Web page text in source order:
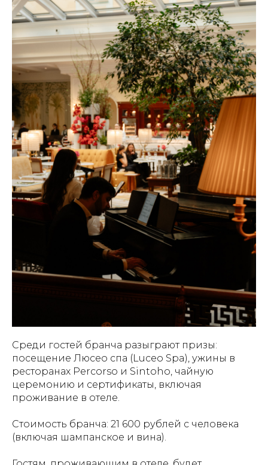
Среди гостей бранча разыграют призы:
посещение Люсео спа (Luceo Spa), ужины в
ресторанах Percorso и Sintoho, чайную
церемонию и сертификаты, включая
проживание в отеле.
Стоимость бранча: 21 600 рублей с человека
(включая шампанское и вина).